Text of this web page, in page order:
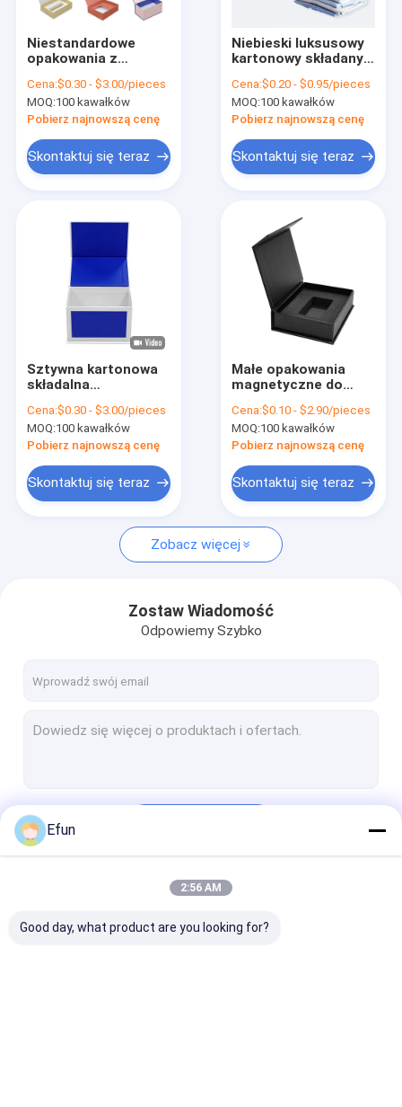
Produkty
O nas
Wycieczka po fabryce
Sprawy
Pudełka do pakowania prezentów
Pudełko z szufladami
pokrywa i podstawa
Pudełka do pakowania kosmetyków
Niestandardowe
opakowania z
Luksusowy
magnetyczny
pudełko
własne logo z
zamknięciem
Cena:$0.30 - $3.00/pieces
MOQ:100 kawałków
Pobierz najnowszą cenę
Skontaktuj się teraz
Niebieski luksusowy
kartonowy składany
magnetyczne
opakowanie pudełko
do odzieży
Cena:$0.20 - $0.95/pieces
MOQ:100 kawałków
Pobierz najnowszą cenę
Skontaktuj się teraz
Sztywna kartonowa
składalna
skrzynka
opakowaniowa,
przyjazna dla
papierowy
podlegający
recyklingowi
Cena:$0.30 - $3.00/pieces
MOQ:100 kawałków
Pobierz najnowszą cenę
Skontaktuj się teraz
Małe opakowania
magnetyczne do
kosmetycznych i
perfum
Cena:$0.10 - $2.90/pieces
MOQ:100 kawałków
Pobierz najnowszą cenę
Skontaktuj się teraz
Zobacz więcej
Zostaw Wiadomość
Odpowiemy Szybko
Efun
2:56 AM
Good day, what product are you looking for?